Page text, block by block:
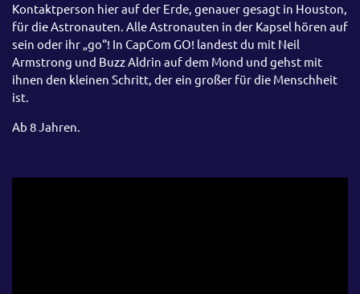
Kontaktperson hier auf der Erde, genauer gesagt in Houston,
für die Astronauten. Alle Astronauten in der Kapsel hören auf
sein oder ihr „go“! In CapCom GO! landest du mit Neil
Armstrong und Buzz Aldrin auf dem Mond und gehst mit
ihnen den kleinen Schritt, der ein großer für die Menschheit
ist.
Ab 8 Jahren.